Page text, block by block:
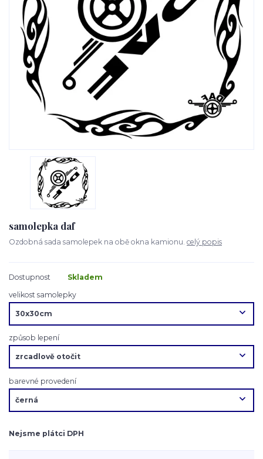
samolepka daf
Ozdobná sada samolepek na obě okna kamionu. celý popis
Dostupnost
Skladem
velikost samolepky
způsob lepení
barevné provedení
Nejsme plátci DPH